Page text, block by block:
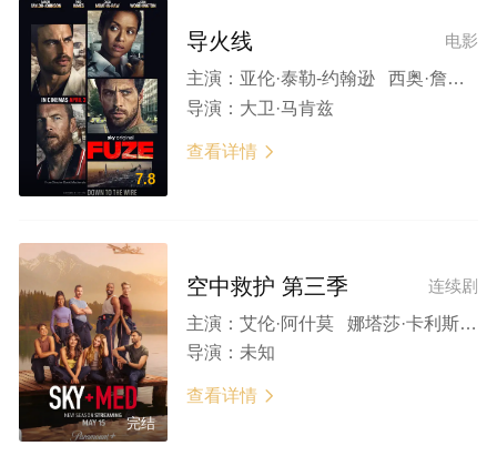
7.8
电影
导火线
主演： 亚伦·泰勒-约翰逊 西奥·詹姆斯 萨姆·沃辛顿 古古·姆巴塔-劳 卢克·梅伯利 豪尔赫·莱昂·马丁内斯 莎芙蓉·霍金 奥诺·斯温顿·伯恩 阿历克斯·阿诺
导演： 大卫·马肯兹
查看详情 
完结
连续剧
空中救护 第三季
主演： 艾伦·阿什莫 娜塔莎·卡利斯 摩根·霍姆斯特姆 托马斯·埃尔姆斯 安德烈·金
导演： 未知
查看详情 